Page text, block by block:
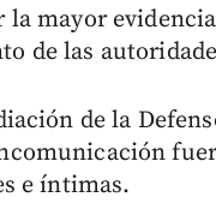
mayor
de las
de la
e íntimas.